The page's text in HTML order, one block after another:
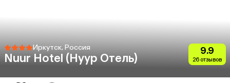
Иркутск, Россия
Nuur Hotel (Нуур Отель)
9.9
26 отзывов